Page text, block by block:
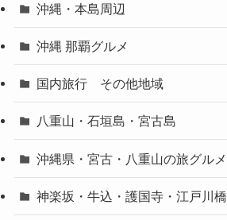
沖縄・本島周辺
沖縄 那覇グルメ
国内旅行 その他地域
八重山・石垣島・宮古島
沖縄県・宮古・八重山の旅グルメ
神楽坂・牛込・護国寺・江戸川橋